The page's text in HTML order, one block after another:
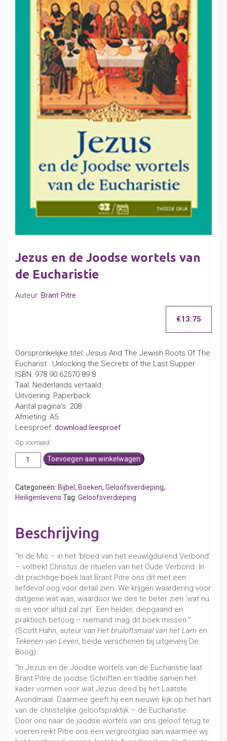
Jezus en de Joodse wortels van
de Eucharistie
Auteur: Brant Pitre
€13.75
Oorspronkelijke titel: Jesus And The Jewish Roots Of The
Eucharist : Unlocking the Secrets of the Last Supper
ISBN: 978 90 62570 89 8
Taal: Nederlands vertaald
Uitvoering: Paperback
Aantal pagina's: 208
Afmeting: A5
Leesproef: download leesproef
Op voorraad
Jezus
en
Joodse
wortels
Eucharistie
aantal
Toevoegen aan winkelwagen
Categorieën: Bijbel , Boeken, Geloofsverdieping,
Heiligenlevens Tag: Geloofsverdieping
Beschrijving
"In de Mis – in het ‘bloed van het eeuwigdurend Verbond’
– voltrekt Christus de rituelen van het Oude Verbond. In
dit prachtige boek laat Brant Pitre ons dit met een
liefdevol oog voor detail zien. We krijgen waardering voor
datgene wat was, waardoor we des te beter zien ‘wat nu
is en voor altijd zal zijn’. Een helder, diepgaand en
praktisch betoog – niemand mag dit boek missen."
(Scott Hahn, auteur van Het bruiloftsmaal van het Lam en
Tekenen van Leven, beide verschenen bij uitgeverij De
Boog).
"In Jezus en de Joodse wortels van de Eucharistie laat
Brant Pitre de joodse Schriften en traditie samen het
kader vormen voor wat Jezus deed bij het Laatste
Avondmaal. Daarmee geeft hij een nieuwe kijk op het hart
van de christelijke geloofspraktijk – de Eucharistie.
Door ons naar de joodse wortels van ons geloof terug te
voeren reikt Pitre ons een vergrootglas aan waarmee wij